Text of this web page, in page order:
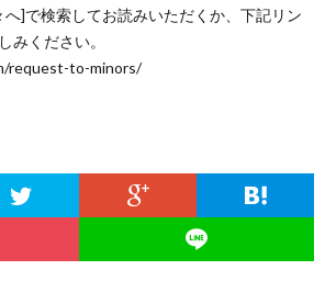
]で検索してお読みいただくか、下記リン
みください。
request-to-minors/